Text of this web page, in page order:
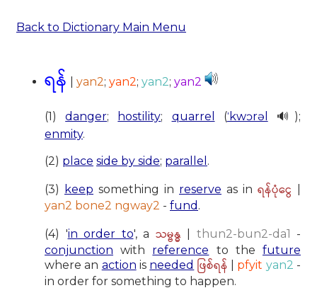
Back to Dictionary Main Menu
ရန် yan2; yan2; yan2; yan2
(1)danger; hostility; quarrel (ˈkwɔrəl
🔊);
enmity.
(2) place side by side; parallel .
(3) keep something in reserve as in ရန်ပုံငွေ
yan2 bone2 ngway2 - fund .
(4) 'in order to', a သမ္ဗန္ဓ thun2-bun2-da1 -
conjunction with reference to thefuture
where an action is needed ဖြစ်ရန် pfyit yan2 -
in order for something to happen.